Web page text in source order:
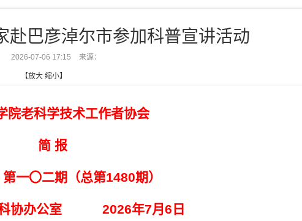
赴巴彦淖尔市参加科普宣讲活动
2026-07-06 17:15 来源：
【放大 缩小】
院老科学技术工作者协会
简 报
第一〇二期（总第1480期）
科协办公室 2026年7月6日